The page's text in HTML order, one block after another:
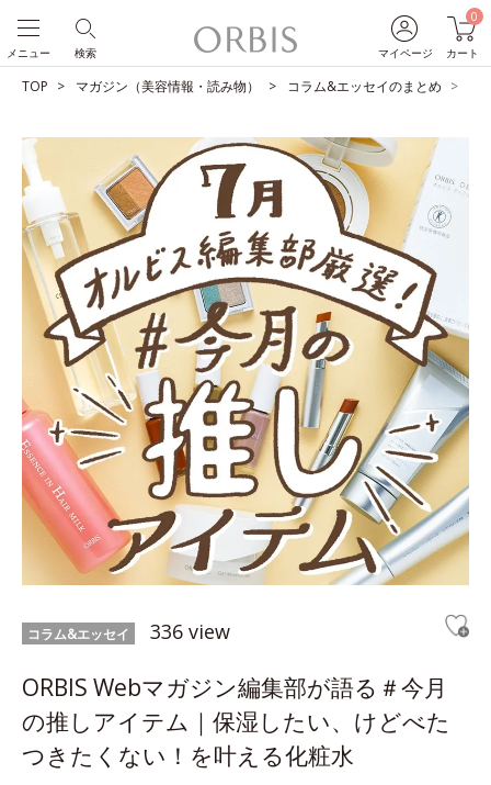
マイページ
0
カート
検索
メニュー
TOP マガジン（美容情報・読み物） コラム&エッセイのまとめ
コラム&エッセイ 336 view
ORBIS Webマガジン編集部が語る＃今月
の推しアイテム｜保湿したい、けどべた
つきたくない！を叶える化粧水